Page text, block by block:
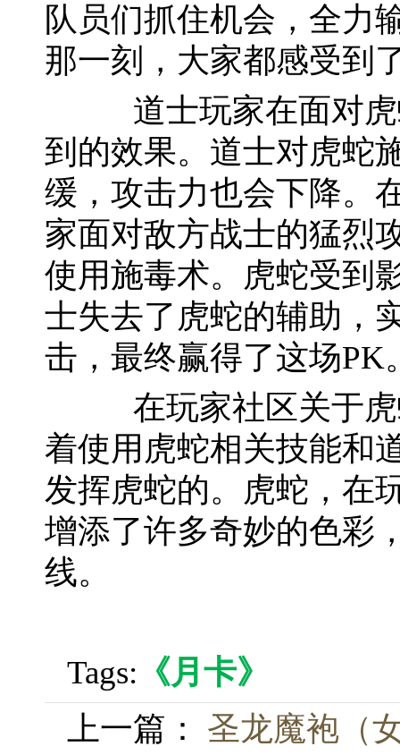
队员们抓住机会，全力
那一刻，大家都感受到
道士玩家在面对虎
到的效果。道士对虎蛇
缓，攻击力也会下降。
家面对敌方战士的猛烈
使用施毒术。虎蛇受到
士失去了虎蛇的辅助，
击，最终赢得了这场PK
在玩家社区关于虎
着使用虎蛇相关技能和
发挥虎蛇的。虎蛇，在
增添了许多奇妙的色彩
线。
Tags: 《月卡》
上一篇： 圣龙魔袍（